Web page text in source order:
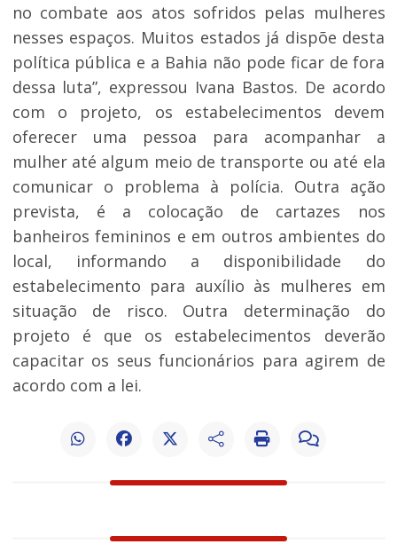
no combate aos atos sofridos pelas mulheres
nesses espaços. Muitos estados já dispõe desta
política pública e a Bahia não pode ficar de fora
dessa luta”, expressou Ivana Bastos. De acordo
com o projeto, os estabelecimentos devem
oferecer uma pessoa para acompanhar a
mulher até algum meio de transporte ou até ela
comunicar o problema à polícia. Outra ação
prevista, é a colocação de cartazes nos
banheiros femininos e em outros ambientes do
local, informando a disponibilidade do
estabelecimento para auxílio às mulheres em
situação de risco. Outra determinação do
projeto é que os estabelecimentos deverão
capacitar os seus funcionários para agirem de
acordo com a lei.